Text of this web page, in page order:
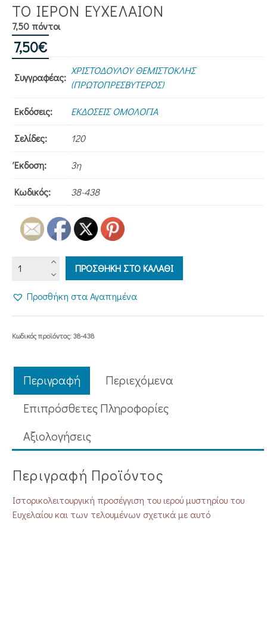
ΤΟ ΙΕΡΟΝ ΕΥΧΕΛΑΙΟΝ
7,50 πόντοι
7,50€
Συγγραφέας:
ΧΡΙΣΤΟΔΟΥΛΟΥ ΘΕΜΙΣΤΟΚΛΗΣ
(ΠΡΩΤΟΠΡΕΣΒΥΤΕΡΟΣ)
Εκδόσεις: ΕΚΔΟΣΕΙΣ ΟΜΟΛΟΓΙΑ
Σελίδες: 120
Έκδοση: 3η
Κωδικός: 38-438
ΤΟ
ΕΥΧΕΛΑΙΟΝ
ποσότητα
ΠΡΟΣΘΗΚΗ ΣΤΟ ΚΑΛΑΘΙ
Προσθήκη στα Αγαπημένα
Κωδικός προϊόντος:38-438
Περιγραφή
Περιεχόμενα
Επιπρόσθετες Πληροφορίες
Aξιολογήσεις
Περιγραφή Προϊόντος
Ιστορικολειτουργική προσέγγιση του ιερού μυστηρίου του
Ευχελαίου και των τελουμένων σχετικά με αυτό